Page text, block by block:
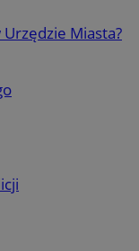
Urzędzie Miasta?